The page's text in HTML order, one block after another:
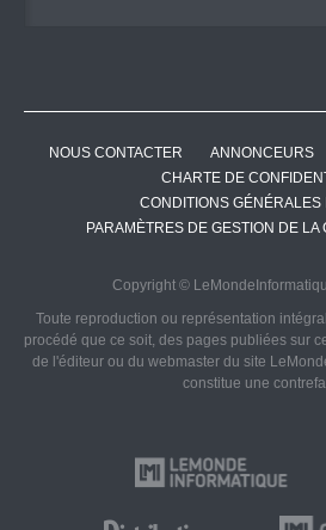
NOUS CONTACTER ANNONCEURS
CHARTE DE
CONDITIONS GÉNÉRALES
PARAMÈTRES DE GESTION DE LA
Copyright ©
Toute reproduction ou représentation
procédé que ce soit, des pages publiées sur
de l'éditeur ou du webmaster du site
constitue une